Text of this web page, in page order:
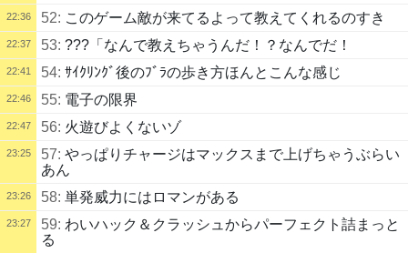
22:36 52: このゲーム敵が来てるよって教えてくれるのすき
22:37 53: ???「なんで教えちゃうんだ！？なんでだ！
22:41 54: ｻｲｸﾘﾝｸﾞ後のﾌﾞﾗの歩き方ほんとこんな感じ
22:46 55: 電子の限界
22:47 56: 火遊びよくないゾ
23:25 57: やっぱりチャージはマックスまで上げちゃうぶらい
あん
23:26 58: 単発威力にはロマンがある
23:27 59: わいハック＆クラッシュからパーフェクト詰まっと
る